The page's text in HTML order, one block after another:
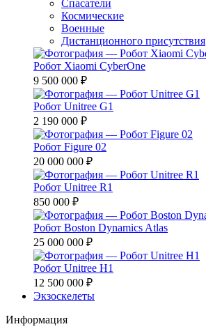
Спасатели
Космические
Военные
Дистанционного присутствия
Робот Xiaomi CyberOne
9 500 000 ₽
Робот Unitree G1
2 190 000 ₽
Робот Figure 02
20 000 000 ₽
Робот Unitree R1
850 000 ₽
Робот Boston Dynamics Atlas
25 000 000 ₽
Робот Unitree H1
12 500 000 ₽
Экзоскелеты
Информация